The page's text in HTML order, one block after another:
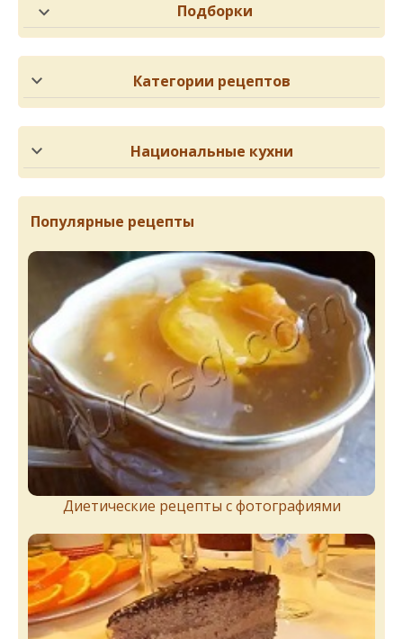
Подборки
Категории рецептов
Национальные кухни
Популярные рецепты
Диетические рецепты с фотографиями